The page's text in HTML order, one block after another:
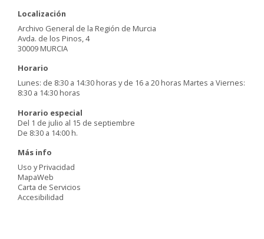
Localización
Archivo General de la Región de Murcia
Avda. de los Pinos, 4
30009 MURCIA
Horario
Lunes: de 8:30 a 14:30 horas y de 16 a 20 horas Martes a Viernes:
8:30 a 14:30 horas
Horario especial
Del 1 de julio al 15 de septiembre
De 8:30 a 14:00 h.
Más info
Uso y Privacidad
MapaWeb
Carta de Servicios
Accesibilidad